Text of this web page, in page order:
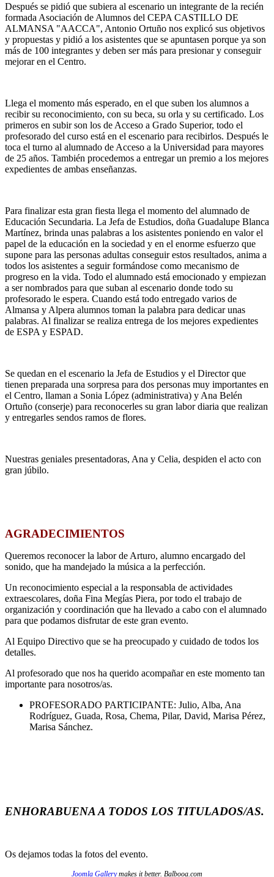
Después se pidió que subiera al escenario un integrante de la recién
formada Asociación de Alumnos del CEPA CASTILLO DE
ALMANSA "AACCA", Antonio Ortuño nos explicó sus objetivos
y propuestas y pidió a los asistentes que se apuntasen porque ya son
más de 100 integrantes y deben ser más para presionar y conseguir
mejorar en el Centro.
Llega el momento más esperado, en el que suben los alumnos a
recibir su reconocimiento, con su beca, su orla y su certificado. Los
primeros en subir son los de Acceso a Grado Superior, todo el
profesorado del curso está en el escenario para recibirlos. Después le
toca el turno al alumnado de Acceso a la Universidad para mayores
de 25 años. También procedemos a entregar un premio a los mejores
expedientes de ambas enseñanzas.
Para finalizar esta gran fiesta llega el momento del alumnado de
Educación Secundaria. La Jefa de Estudios, doña Guadalupe Blanca
Martínez, brinda unas palabras a los asistentes poniendo en valor el
papel de la educación en la sociedad y en el enorme esfuerzo que
supone para las personas adultas conseguir estos resultados, anima a
todos los asistentes a seguir formándose como mecanismo de
progreso en la vida. Todo el alumnado está emocionado y empiezan
a ser nombrados para que suban al escenario donde todo su
profesorado le espera. Cuando está todo entregado varios de
Almansa y Alpera alumnos toman la palabra para dedicar unas
palabras. Al finalizar se realiza entrega de los mejores expedientes
de ESPA y ESPAD.
Se quedan en el escenario la Jefa de Estudios y el Director que
tienen preparada una sorpresa para dos personas muy importantes en
el Centro, llaman a Sonia López (administrativa) y Ana Belén
Ortuño (conserje) para reconocerles su gran labor diaria que realizan
y entregarles sendos ramos de flores.
Nuestras geniales presentadoras, Ana y Celia, despiden el acto con
gran júbilo.
AGRADECIMIENTOS
Queremos reconocer la labor de Arturo, alumno encargado del
sonido, que ha mandejado la música a la perfección.
Un reconocimiento especial a la responsabla de actividades
extraescolares, doña Fina Megías Piera, por todo el trabajo de
organización y coordinación que ha llevado a cabo con el alumnado
para que podamos disfrutar de este gran evento.
Al Equipo Directivo que se ha preocupado y cuidado de todos los
detalles.
Al profesorado que nos ha querido acompañar en este momento tan
importante para nosotros/as.
PROFESORADO PARTICIPANTE: Julio, Alba, Ana
Rodríguez, Guada, Rosa, Chema, Pilar, David, Marisa Pérez,
Marisa Sánchez.
ENHORABUENA A TODOS LOS TITULADOS/AS.
Os dejamos todas la fotos del evento.
Joomla Gallerymakes it better. Balbooa.com